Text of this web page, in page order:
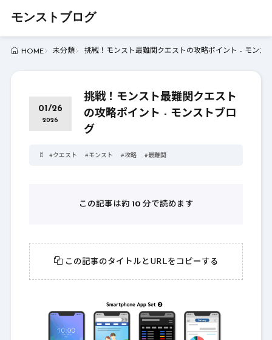
モンストブログ
HOME 未分類 挑戦！モンスト最難関クエストの攻略ポイント - モンス
01/26
2026
挑戦！モンスト最難関クエスト
の攻略ポイント - モンストブロ
グ
#クエスト #モンスト #攻略 #最難関
この記事は約 10分で読めます
この記事のタイトルとURLをコピーする